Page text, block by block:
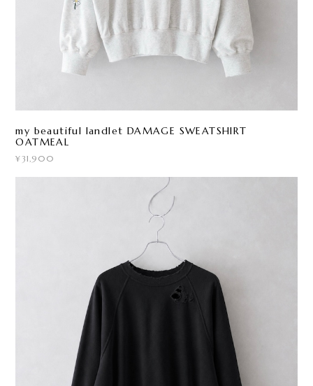
my beautiful landlet DAMAGE SWEATSHIRT
OATMEAL
¥31,900